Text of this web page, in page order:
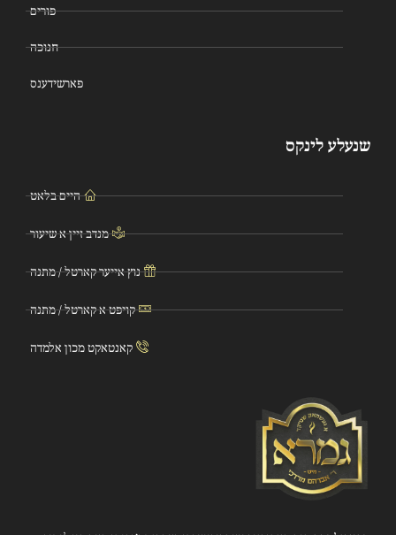
פורים
חנוכה
פארשידענס
שנעלע לינקס
היים בלאט
מנדב זיין א שיעור
נוץ אייער קארטל / מתנה
קויפט א קארטל / מתנה
קאנטאקט מכון אלמדה